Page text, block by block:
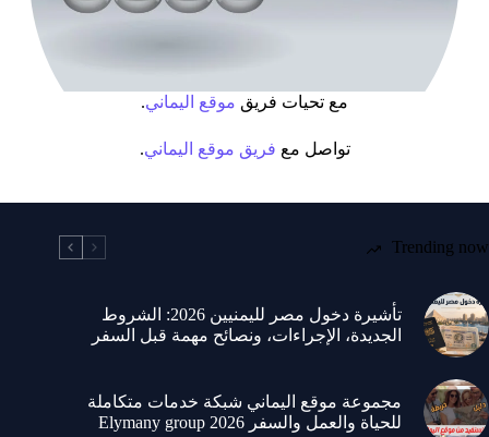
مع تحيات فريق موقع اليماني.
تواصل مع فريق موقع اليماني.
Trending now
تأشيرة دخول مصر لليمنيين 2026: الشروط
الجديدة، الإجراءات، ونصائح مهمة قبل السفر
مجموعة موقع اليماني شبكة خدمات متكاملة
للحياة والعمل والسفر 2026 Elymany group